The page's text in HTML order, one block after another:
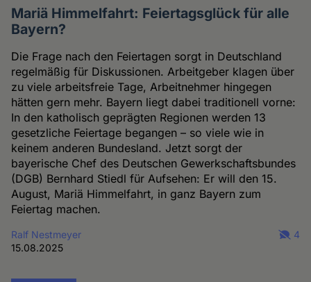
Mariä Himmelfahrt: Feiertagsglück für alle
Bayern?
Die Frage nach den Feiertagen sorgt in Deutschland
regelmäßig für Diskussionen. Arbeitgeber klagen über
zu viele arbeitsfreie Tage, Arbeitnehmer hingegen
hätten gern mehr. Bayern liegt dabei traditionell vorne:
In den katholisch geprägten Regionen werden 13
gesetzliche Feiertage begangen – so viele wie in
keinem anderen Bundesland. Jetzt sorgt der
bayerische Chef des Deutschen Gewerkschaftsbundes
(DGB) Bernhard Stiedl für Aufsehen: Er will den 15.
August, Mariä Himmelfahrt, in ganz Bayern zum
Feiertag machen.
Ralf Nestmeyer
15.08.2025
4